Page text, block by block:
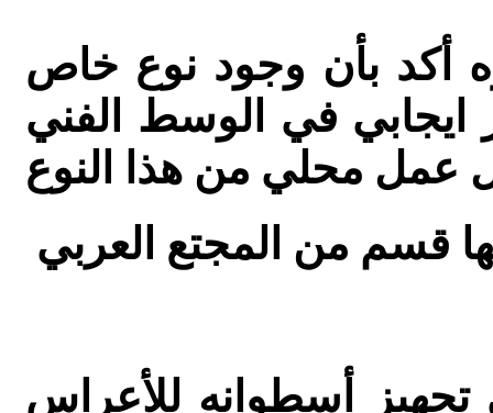
أكد بأن وجود نوع خاص
ايجابي في الوسط الفني
عمل محلي من هذا النوع
تجهيز أسطوانه للأعراس